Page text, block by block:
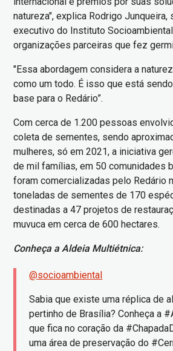
natureza", explica Rodrigo Junqueira,
executivo do Instituto
organizações parceiras que fez
"Essa abordagem considera a
como um todo. É isso que está
base para o Redário”.
Com cerca de 1.200 pessoas
coleta de sementes, sendo
mulheres, só em 2021, a iniciativa
de mil famílias, em 50 comunidades
foram comercializadas pelo Redário
toneladas de sementes de 170
destinadas a 47 projetos de
muvuca em cerca de 600 hectares.
Conheça a Aldeia Multiétnica:
@socioambiental
Sabia que existe uma réplica de
pertinho de Brasília? Conheça a
que fica no coração da
uma área de preservação do